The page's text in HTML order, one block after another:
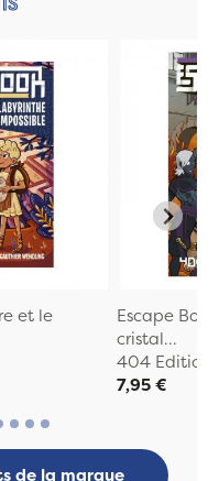
et le
Escape
cristal...
404 Editions
7,95 €
de la marque